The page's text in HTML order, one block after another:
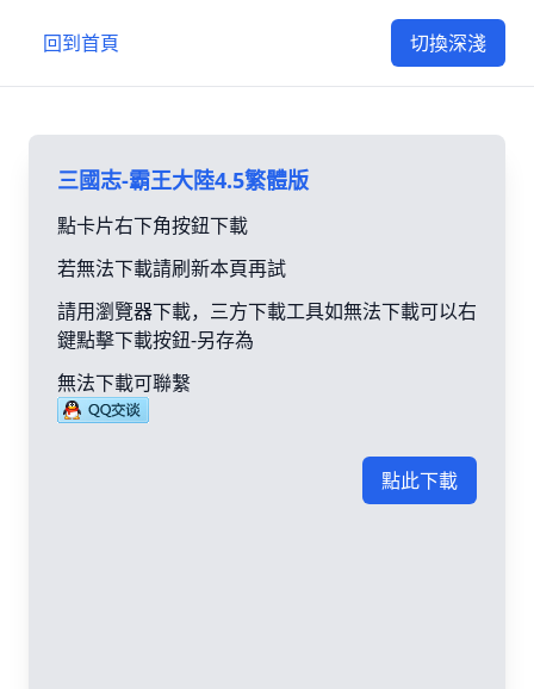
回到首頁 切換深淺
三國志-霸王大陸4.5繁體版
點卡片右下角按鈕下載
若無法下載請刷新本頁再試
請用瀏覽器下載，三方下載工具如無法下載可以右
鍵點擊下載按鈕-另存為
無法下載可聯繫
點此下載